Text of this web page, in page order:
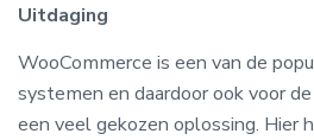
Uitdaging
WooCommerce is een van de
systemen en daardoor ook voor
een veel gekozen oplossing. Hier